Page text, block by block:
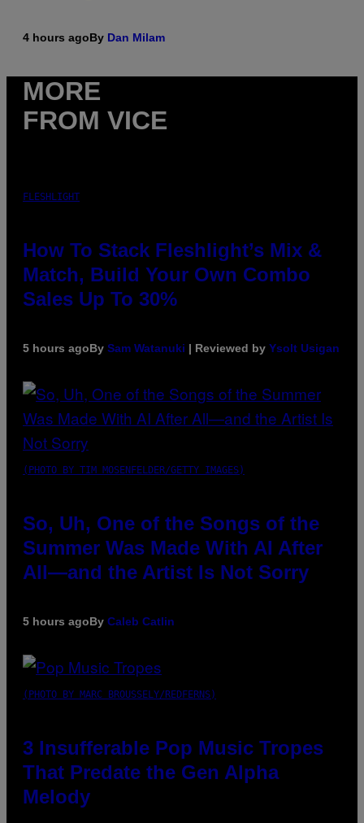
4 hours agoBy Dan Milam
MORE
FROM VICE
FLESHLIGHT
How To Stack Fleshlight’s Mix &
Match, Build Your Own Combo
Sales Up To 30%
5 hours agoBy Sam Watanuki | Reviewed by Ysolt Usigan
(PHOTO BY TIM MOSENFELDER/GETTY IMAGES)
So, Uh, One of the Songs of the
Summer Was Made With AI After
All—and the Artist Is Not Sorry
5 hours agoBy Caleb Catlin
(PHOTO BY MARC BROUSSELY/REDFERNS)
3 Insufferable Pop Music Tropes
That Predate the Gen Alpha
Melody